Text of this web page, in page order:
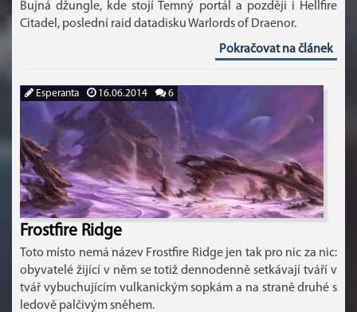
Bujná džungle, kde stojí Temný portál a později i Hellfire
Citadel, poslední raid datadisku Warlords of Draenor.
Pokračovat na článek
Esperanta 16.06.2014 6
Frostfire Ridge
Toto místo nemá název Frostfire Ridge jen tak pro nic za nic:
obyvatelé žijící v něm se totiž dennodenně setkávají tváří v
tvář vybuchujícím vulkanickým sopkám a na straně druhé s
ledově palčivým sněhem.